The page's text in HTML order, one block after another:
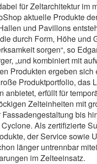
für Zeltarchitektur im
aktuelle Produkte
und Pavillons
durch Form, Höhe und
sorgen“, so
„und kombiniert mit
Produkten ergeben sich
Produktportfolio, das
anbietet, erfüllt für
Zelteinheiten mit
bis
Als zertifizierte
der Service sowie
länger untrennbar
im Zelteeinsatz.